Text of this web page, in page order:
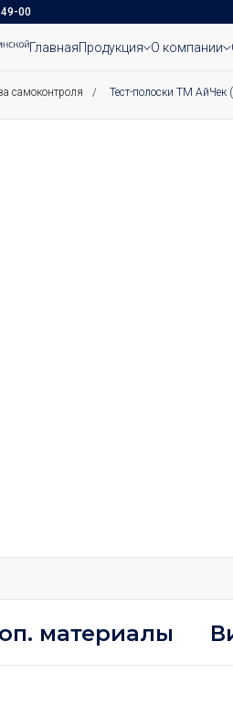
00
ГлавнаяПродукция О компании
самоконтроля / Тест-полоски ТМ
материалы